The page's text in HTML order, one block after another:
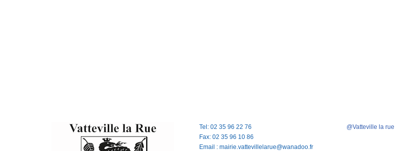
Tel: 02 35 96 22 76
Fax: 02 35 96 10 86
Email : mairie.vattevillelarue@wanadoo.fr
@Vatteville la rue